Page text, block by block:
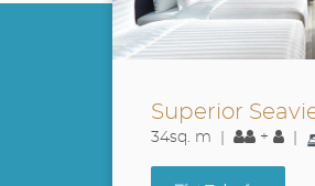
Deluxe
34sq. m | + |